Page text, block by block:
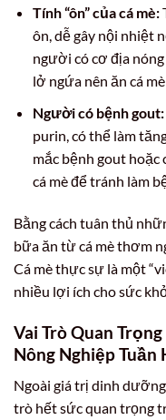
Tính “ôn” của cá mè:
ôn, dễ gây nội nhiệt
người có cơ địa
lở ngứa nên ăn cá
Người có bệnh gout:
purin, có thể làm
mắc bệnh gout hoặc
cá mè để tránh làm
Bằng cách tuân thủ
bữa ăn từ cá mè thơm
Cá mè thực sự là một
nhiều lợi ích cho sức
Vai Trò Quan
Nông Nghiệp Tuần
Ngoài giá trị dinh
trò hết sức quan trọng